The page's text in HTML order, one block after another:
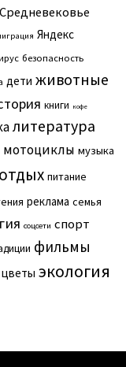
Средневековье
Яндекс
безопасность
дети животные
книги кофе
литература
мотоциклы музыка
отдых питание
реклама семья
соцсети спорт
фильмы
цветы экология